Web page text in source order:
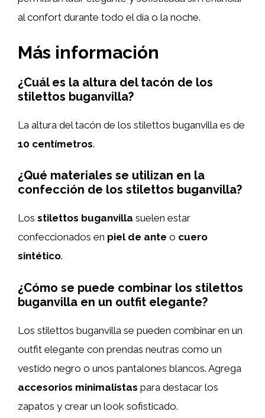
al confort durante todo el día o la noche.
Más información
¿Cuál es la altura del tacón de los
stilettos buganvilla?
La altura del tacón de los stilettos buganvilla es de
10 centímetros.
¿Qué materiales se utilizan en la
confección de los stilettos buganvilla?
Los stilettos buganvilla suelen estar
confeccionados en piel de ante o cuero
sintético.
¿Cómo se puede combinar los stilettos
buganvilla en un outfit elegante?
Los stilettos buganvilla se pueden combinar en un
outfit elegante con prendas neutras como un
vestido negro o unos pantalones blancos. Agrega
accesorios minimalistas para destacar los
zapatos y crear un look sofisticado.